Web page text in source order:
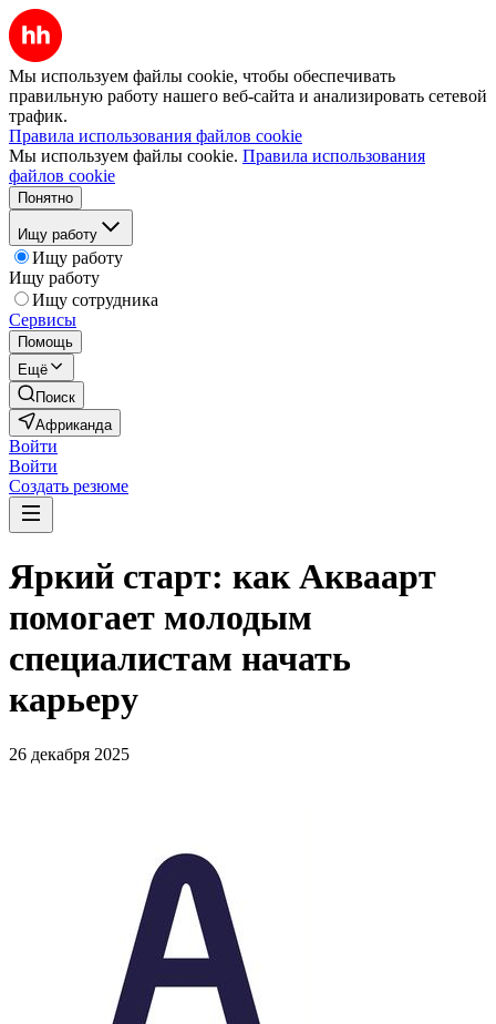
Мы используем файлы cookie, чтобы обеспечивать
правильную работу нашего веб-сайта и анализировать сетевой
трафик.
Правила использования файлов cookie
Мы используем файлы cookie. Правила использования
файлов cookie
Понятно
Ищу работу
Ищу работу
Ищу работу
Ищу сотрудника
Сервисы
Помощь
Ещё
Поиск
Африканда
Войти
Войти
Создать резюме
Яркий старт: как Акваарт
помогает молодым
специалистам начать
карьеру
26 декабря 2025